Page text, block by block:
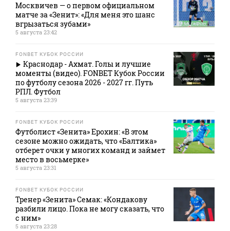
Москвичев — о первом официальном
матче за «Зенит»: «Для меня это шанс
вгрызаться зубами»
5 августа 23:42
FONBET КУБОК РОССИИ
Краснодар - Ахмат. Голы и лучшие
моменты (видео). FONBET Кубок России
по футболу сезона 2026 - 2027 гг. Путь
РПЛ. Футбол
5 августа 23:39
FONBET КУБОК РОССИИ
Футболист «Зенита» Ерохин: «В этом
сезоне можно ожидать, что «Балтика»
отберет очки у многих команд и займет
место в восьмерке»
5 августа 23:31
FONBET КУБОК РОССИИ
Тренер «Зенита» Семак: «Кондакову
разбили лицо. Пока не могу сказать, что
с ним»
5 августа 23:28